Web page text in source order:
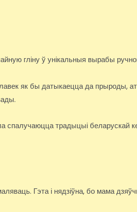
гліну ў унікальныя вырабы
як бы датыкаецца да прыроды,
традыцыі беларускай
Гэта і нядзіўна, бо мама